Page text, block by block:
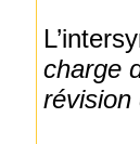
charge
révision